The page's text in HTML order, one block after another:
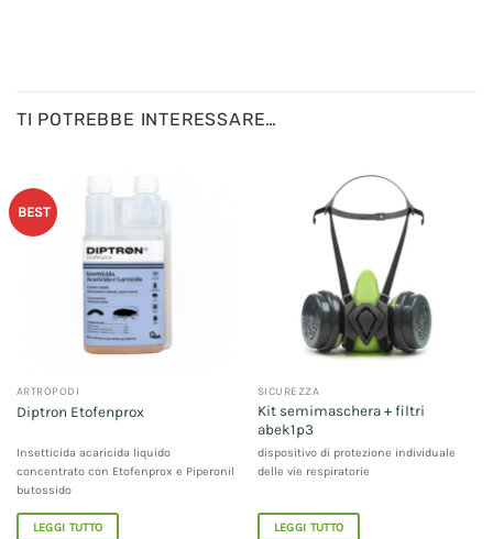
TI POTREBBE INTERESSARE…
BEST
ARTROPODI
Diptron Etofenprox
Insetticida acaricida liquido
concentrato con Etofenprox e Piperonil
butossido
LEGGI TUTTO
SICUREZZA
Kit semimaschera + filtri
abek1p3
dispositivo di protezione individuale
delle vie respiratorie
LEGGI TUTTO